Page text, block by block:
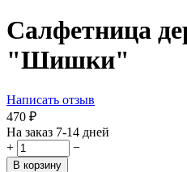
Салфетница
"Шишки"
Написать отзыв
‍470‍ ₽
На заказ 7-14 дней
+
−
В корзину